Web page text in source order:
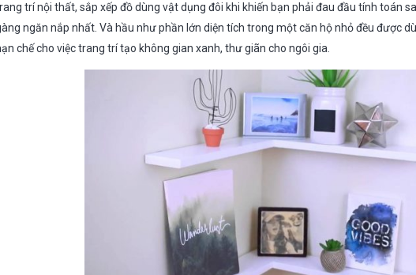
trí nội thất, sắp xếp đồ dùng vật dụng đôi khi khiến bạn phải đau đầu tính toán
ngăn nắp nhất. Và hầu như phần lớn diện tích trong một căn hộ nhỏ đều được
chế cho việc trang trí tạo không gian xanh, thư giãn cho ngôi gia.